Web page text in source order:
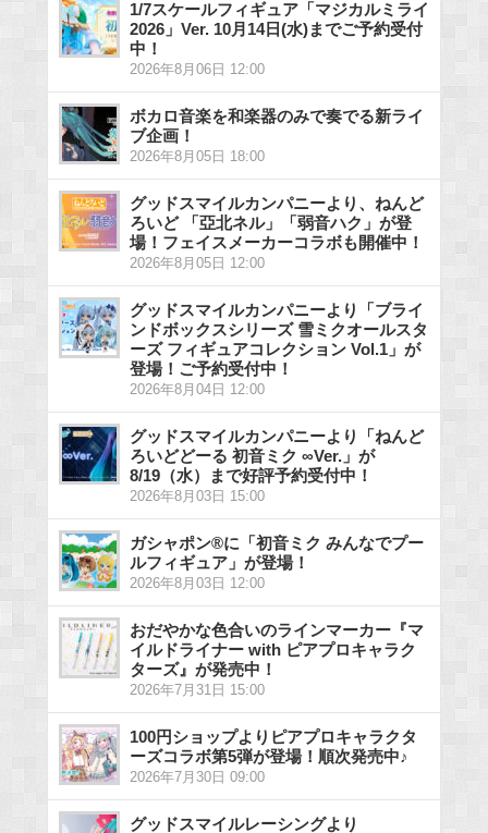
1/7スケールフィギュア「マジカルミライ
2026」Ver. 10月14日(水)までご予約受付
中！
2026年8月06日 12:00
ボカロ音楽を和楽器のみで奏でる新ライ
ブ企画！
2026年8月05日 18:00
グッドスマイルカンパニーより、ねんど
ろいど 「亞北ネル」「弱音ハク」が登
場！フェイスメーカーコラボも開催中！
2026年8月05日 12:00
グッドスマイルカンパニーより「ブライ
ンドボックスシリーズ 雪ミクオールスタ
ーズ フィギュアコレクション Vol.1」が
登場！ご予約受付中！
2026年8月04日 12:00
グッドスマイルカンパニーより「ねんど
ろいどどーる 初音ミク ∞Ver.」が
8/19（水）まで好評予約受付中！
2026年8月03日 15:00
ガシャポン®に「初音ミク みんなでプー
ルフィギュア」が登場！
2026年8月03日 12:00
おだやかな色合いのラインマーカー『マ
イルドライナー with ピアプロキャラク
ターズ』が発売中！
2026年7月31日 15:00
100円ショップよりピアプロキャラクタ
ーズコラボ第5弾が登場！順次発売中♪
2026年7月30日 09:00
グッドスマイルレーシングより